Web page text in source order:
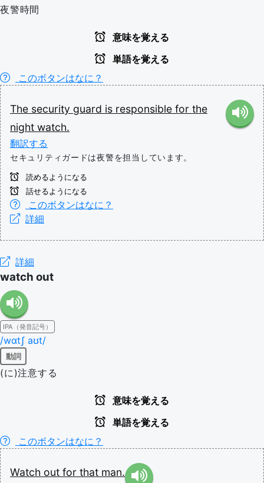
夜警時間
意味を覚える
単語を覚える
このボタンはなに？
The security guard is responsible for the
night watch.
翻訳する
セキュリティガードは夜警を担当しています。
読めるようになる
話せるようになる
このボタンはなに？
詳細
詳細
watch out
IPA（発音記号）
/wɑtʃ aʊt/
動詞
(に)注意する
意味を覚える
単語を覚える
このボタンはなに？
Watch out for that man.